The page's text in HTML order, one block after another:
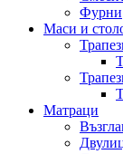
Фурни
Маси и
Матраци